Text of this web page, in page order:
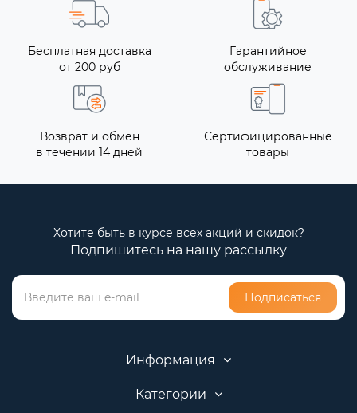
Бесплатная доставка
от 200 руб
Гарантийное
обслуживание
Возврат и обмен
в течении 14 дней
Сертифицированные
товары
Хотите быть в курсе всех акций и скидок?
Подпишитесь на нашу рассылку
Подписаться
Информация
Категории